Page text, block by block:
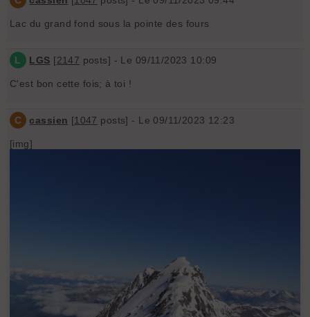
Lac du grand fond sous la pointe des fours
L LGS [2147 posts] - Le 09/11/2023 10:09
C'est bon cette fois; à toi !
C cassien [1047 posts] - Le 09/11/2023 12:23
[img]